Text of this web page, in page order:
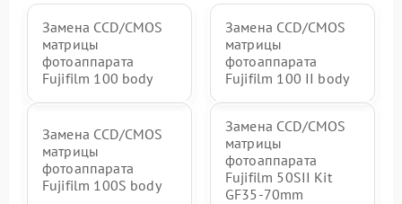
Замена CCD/CMOS
матрицы
фотоаппарата
Fujifilm 100 body
Замена CCD/CMOS
матрицы
фотоаппарата
Fujifilm 100 II body
Замена CCD/CMOS
матрицы
фотоаппарата
Fujifilm 100S body
Замена CCD/CMOS
матрицы
фотоаппарата
Fujifilm 50SII Kit
GF35-70mm